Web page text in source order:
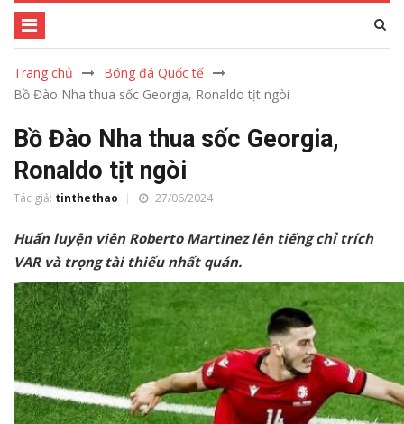
Trang chủ
Bóng đá Quốc tế
Bồ Đào Nha thua sốc Georgia, Ronaldo tịt ngòi
Bồ Đào Nha thua sốc Georgia,
Ronaldo tịt ngòi
Tác giả: tinthethao 27/06/2024
Huấn luyện viên Roberto Martinez lên tiếng chỉ trích
VAR và trọng tài thiếu nhất quán.